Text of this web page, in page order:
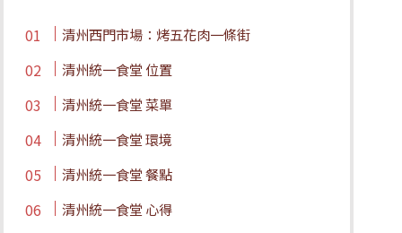
清州西門市場：烤五花肉一條街
清州統一食堂 位置
清州統一食堂 菜單
清州統一食堂 環境
清州統一食堂 餐點
清州統一食堂 心得